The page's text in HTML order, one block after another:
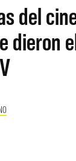
del
dieron